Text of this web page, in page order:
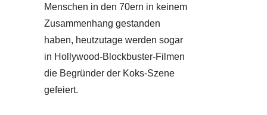
Menschen in den 70ern in keinem
Zusammenhang gestanden
haben, heutzutage werden sogar
in Hollywood-Blockbuster-Filmen
die Begründer der Koks-Szene
gefeiert.